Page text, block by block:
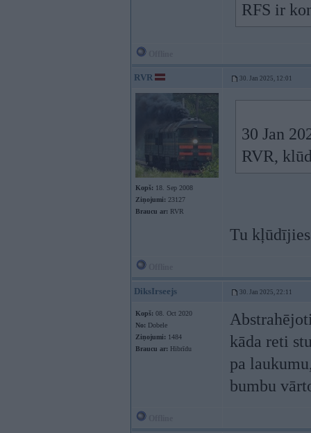
RFS ir
RVR 30. Jan 2025, 12:01
Kopš: 18. Sep 2008
Ziņojumi: 23127
Braucu ar: RVR
30 Jan
RVR,
Tu
DiksIrseejs 30. Jan 2025, 22:11
Kopš: 08. Oct 2020
No: Dobele
Ziņojumi: 1484
Braucu ar: Hibrīdu
kāda reti
pa
bumbu